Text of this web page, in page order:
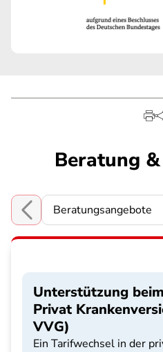
Beratung
Choose a section
Unterstützung
Privat
VVG)
Ein Tarifwechsel in der